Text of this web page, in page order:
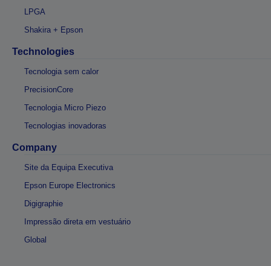
LPGA
Shakira + Epson
Technologies
Tecnologia sem calor
PrecisionCore
Tecnologia Micro Piezo
Tecnologias inovadoras
Company
Site da Equipa Executiva
Epson Europe Electronics
Digigraphie
Impressão direta em vestuário
Global